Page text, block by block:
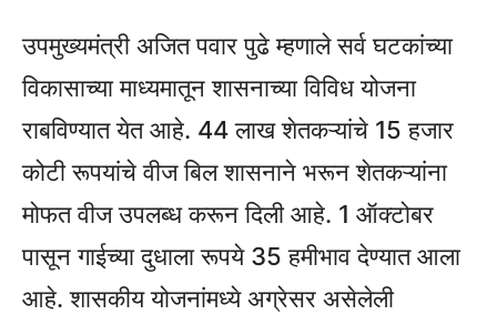
उपमुख्यमंत्री अजित पवार पुढे म्हणाले सर्व घटकांच्या
विकासाच्या माध्यमातून शासनाच्या विविध योजना
राबविण्यात येत आहे. 44 लाख शेतकऱ्यांचे 15 हजार
कोटी रूपयांचे वीज बिल शासनाने भरून शेतकऱ्यांना
मोफत वीज उपलब्ध करून दिली आहे. 1 ऑक्टोबर
पासून गाईच्या दुधाला रूपये 35 हमीभाव देण्यात आला
आहे. शासकीय योजनांमध्ये अग्रेसर असेलेली